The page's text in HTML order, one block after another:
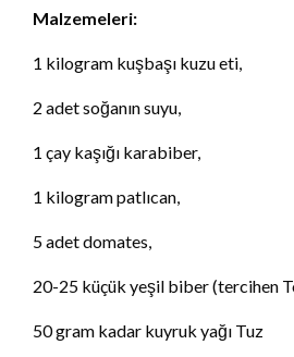
Malzemeleri:
1 kilogram kuşbaşı kuzu eti,
2 adet soğanın suyu,
1 çay kaşığı karabiber,
1 kilogram patlıcan,
5 adet domates,
20-25 küçük yeşil biber (tercihen
50 gram kadar kuyruk yağı Tuz